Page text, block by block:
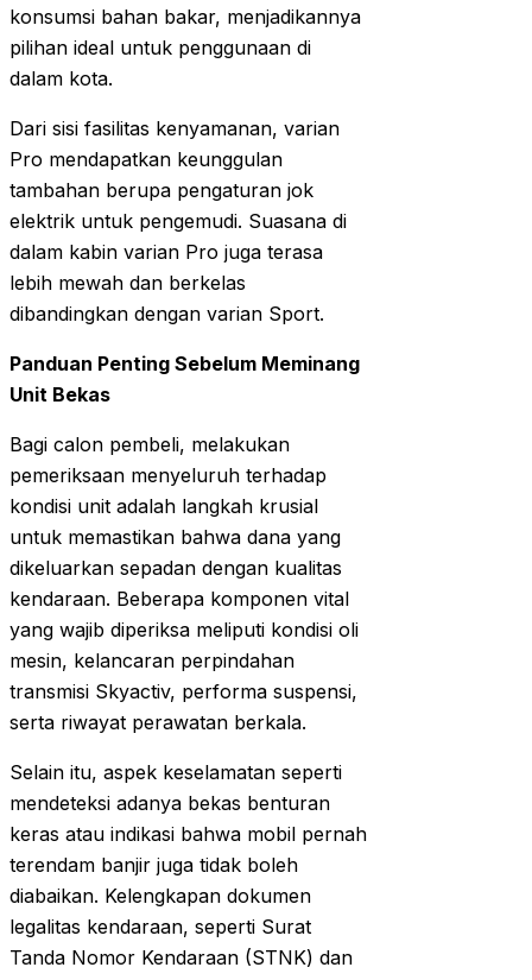
konsumsi bahan bakar, menjadikannya
pilihan ideal untuk penggunaan di
dalam kota.
Dari sisi fasilitas kenyamanan, varian
Pro mendapatkan keunggulan
tambahan berupa pengaturan jok
elektrik untuk pengemudi. Suasana di
dalam kabin varian Pro juga terasa
lebih mewah dan berkelas
dibandingkan dengan varian Sport.
Panduan Penting Sebelum Meminang
Unit Bekas
Bagi calon pembeli, melakukan
pemeriksaan menyeluruh terhadap
kondisi unit adalah langkah krusial
untuk memastikan bahwa dana yang
dikeluarkan sepadan dengan kualitas
kendaraan. Beberapa komponen vital
yang wajib diperiksa meliputi kondisi oli
mesin, kelancaran perpindahan
transmisi Skyactiv, performa suspensi,
serta riwayat perawatan berkala.
Selain itu, aspek keselamatan seperti
mendeteksi adanya bekas benturan
keras atau indikasi bahwa mobil pernah
terendam banjir juga tidak boleh
diabaikan. Kelengkapan dokumen
legalitas kendaraan, seperti Surat
Tanda Nomor Kendaraan (STNK) dan